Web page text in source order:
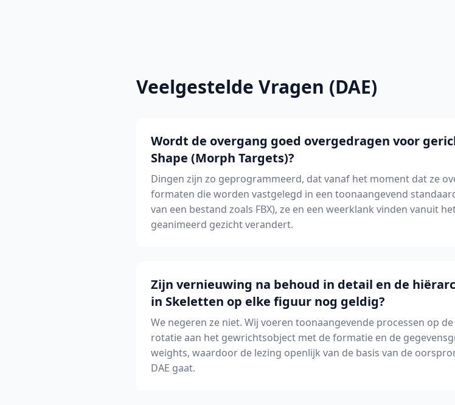
Veelgestelde Vragen (DAE)
Wordt de overgang goed overgedragen voor
Shape (Morph Targets)?
Dingen zijn zo geprogrammeerd, dat vanaf het moment dat ze
formaten die worden vastgelegd in een toonaangevend
van een bestand zoals FBX), ze en een weerklank vinden vanuit
geanimeerd gezicht verandert.
Zijn vernieuwing na behoud in detail en de
in Skeletten op elke figuur nog geldig?
We negeren ze niet. Wij voeren toonaangevende processen op
rotatie aan het gewrichtsobject met de formatie en de
weights, waardoor de lezing openlijk van de basis van de
DAE gaat.